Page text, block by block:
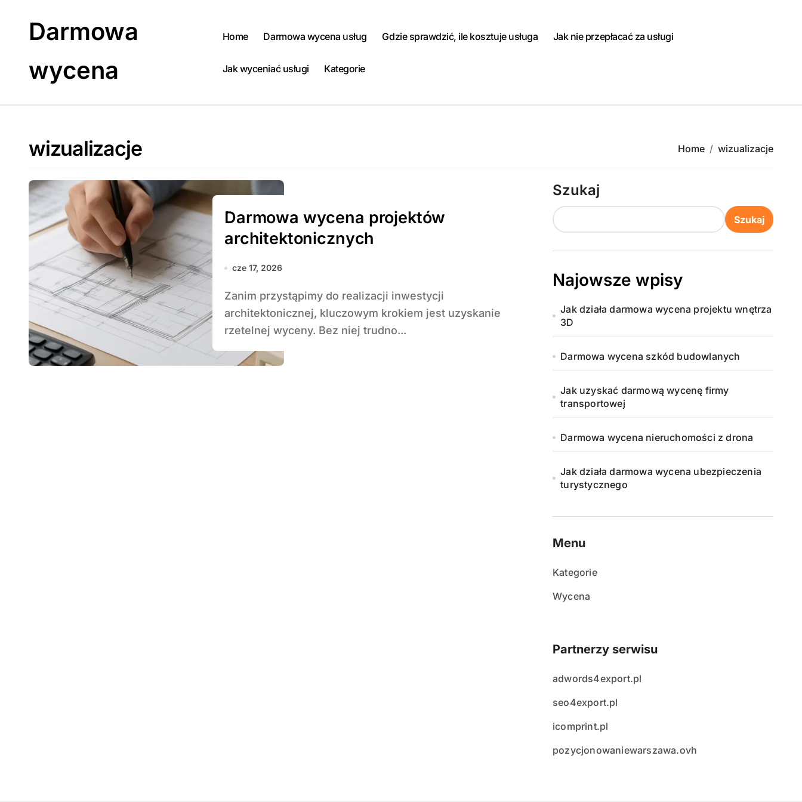
Darmowa
wycena
Home Darmowa wycena usług Gdzie sprawdzić, ile kosztuje usługa Jak nie przepłacać za usługi
Jak wyceniać usługi Kategorie
wizualizacje Home wizualizacje
Darmowa wycena projektów
architektonicznych
cze 17, 2026
Zanim przystąpimy do realizacji inwestycji
architektonicznej, kluczowym krokiem jest uzyskanie
rzetelnej wyceny. Bez niej trudno...
Szukaj
Szukaj
Najowsze wpisy
Jak działa darmowa wycena projektu wnętrza
3D
Darmowa wycena szkód budowlanych
Jak uzyskać darmową wycenę firmy
transportowej
Darmowa wycena nieruchomości z drona
Jak działa darmowa wycena ubezpieczenia
turystycznego
Menu
Kategorie
Wycena
Partnerzy serwisu
adwords4export.pl
seo4export.pl
icomprint.pl
pozycjonowaniewarszawa.ovh